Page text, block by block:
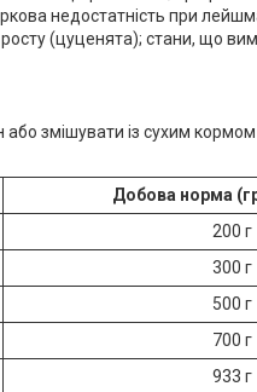
недостатність при
росту (цуценята); стани, що
змішувати із сухим кормом
Добова норма
200 г
300 г
500 г
700 г
933 г